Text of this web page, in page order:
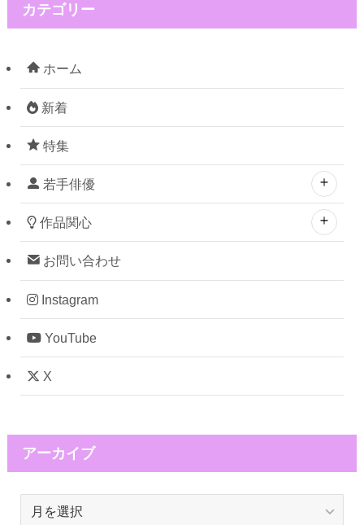
カテゴリー
ホーム
新着
特集
若手俳優
作品関心
お問い合わせ
Instagram
YouTube
X
アーカイブ